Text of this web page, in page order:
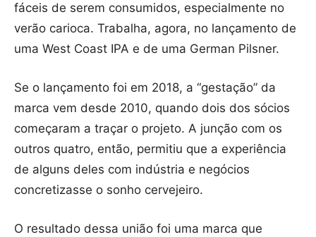
fáceis de serem consumidos, especialmente no
verão carioca. Trabalha, agora, no lançamento de
uma West Coast IPA e de uma German Pilsner.
Se o lançamento foi em 2018, a “gestação” da
marca vem desde 2010, quando dois dos sócios
começaram a traçar o projeto. A junção com os
outros quatro, então, permitiu que a experiência
de alguns deles com indústria e negócios
concretizasse o sonho cervejeiro.
O resultado dessa união foi uma marca que